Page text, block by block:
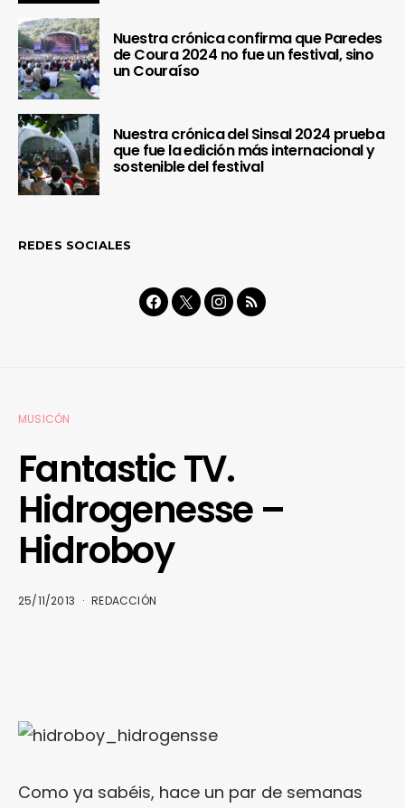
Nuestra crónica confirma que Paredes
de Coura 2024 no fue un festival, sino
un Couraíso
Nuestra crónica del Sinsal 2024 prueba
que fue la edición más internacional y
sostenible del festival
REDES SOCIALES
MUSICÓN
Fantastic TV.
Hidrogenesse –
Hidroboy
25/11/2013 REDACCIÓN
Como ya sabéis, hace un par de semanas